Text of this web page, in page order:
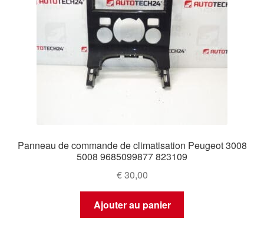
Panneau de commande de climatisation Peugeot 3008
5008 9685099877 823109
€30,00
Ajouter au panier